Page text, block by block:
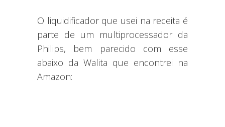
O liquidificador que usei na receita é
parte de um multiprocessador da
Philips, bem parecido com esse
abaixo da Walita que encontrei na
Amazon: